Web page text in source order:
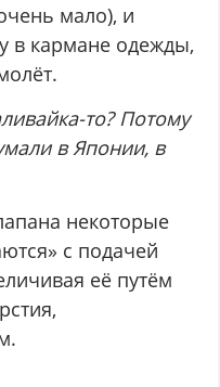
мало), и
в кармане одежды,
то? Потому
в Японии, в
некоторые
с подачей
её путём